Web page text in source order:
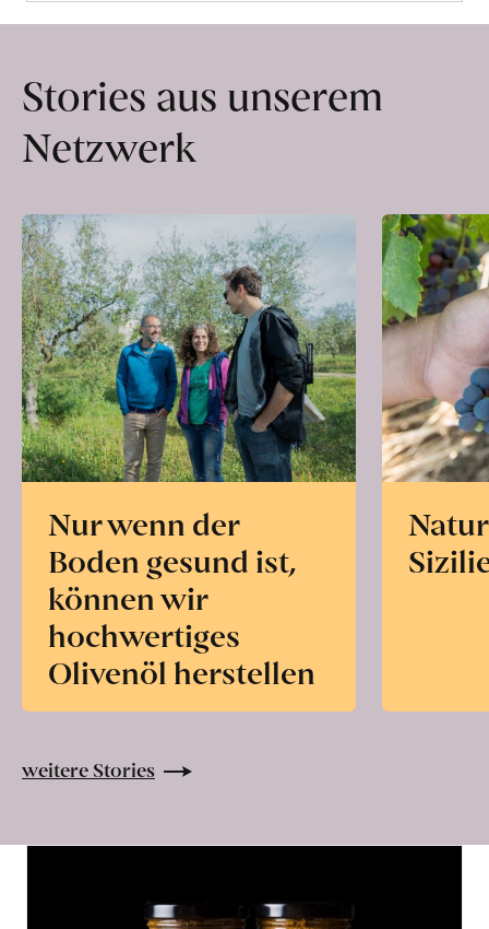
Stories aus unserem
Netzwerk
Nur wenn der
Boden gesund ist,
können wir
hochwertiges
Olivenöl herstellen
weitere Stories